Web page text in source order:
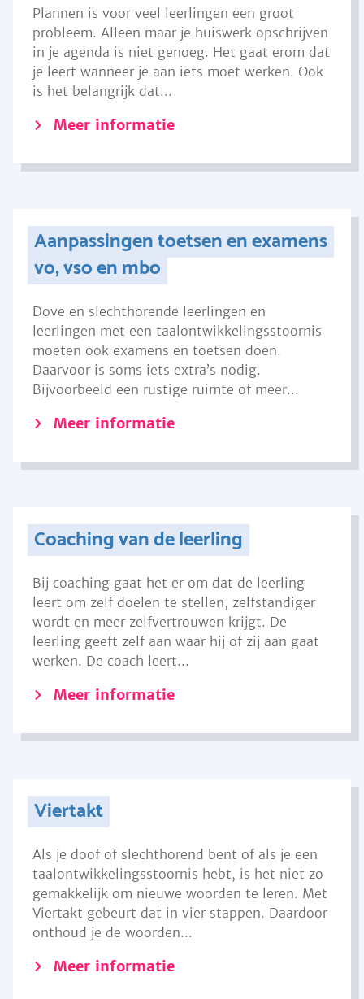
Plannen is voor veel leerlingen een groot
probleem. Alleen maar je huiswerk opschrijven
in je agenda is niet genoeg. Het gaat erom dat
je leert wanneer je aan iets moet werken. Ook
is het belangrijk dat...
Meer informatie
Aanpassingen toetsen en examens
vo, vso en mbo
Dove en slechthorende leerlingen en
leerlingen met een taalontwikkelingsstoornis
moeten ook examens en toetsen doen.
Daarvoor is soms iets extra’s nodig.
Bijvoorbeeld een rustige ruimte of meer...
Meer informatie
Coaching van de leerling
Bij coaching gaat het er om dat de leerling
leert om zelf doelen te stellen, zelfstandiger
wordt en meer zelfvertrouwen krijgt. De
leerling geeft zelf aan waar hij of zij aan gaat
werken. De coach leert...
Meer informatie
Viertakt
Als je doof of slechthorend bent of als je een
taalontwikkelingsstoornis hebt, is het niet zo
gemakkelijk om nieuwe woorden te leren. Met
Viertakt gebeurt dat in vier stappen. Daardoor
onthoud je de woorden...
Meer informatie